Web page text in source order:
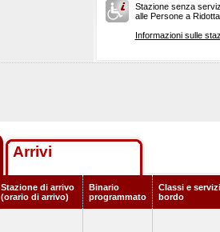
Stazione senza
alle Persone a
Informazioni sulle
Arrivi
Stazione di arrivo
(orario di arrivo)
Binario
programmato
Classi e
bordo